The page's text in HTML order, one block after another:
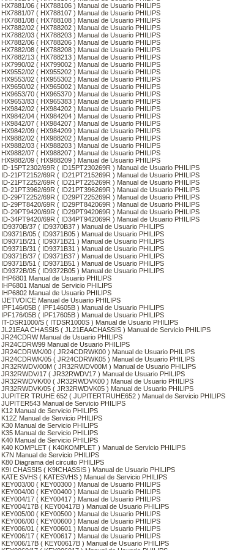
HX7881/06 ( HX788106 ) Manual de Usuario PHILIPS
HX7881/07 ( HX788107 ) Manual de Usuario PHILIPS
HX7881/08 ( HX788108 ) Manual de Usuario PHILIPS
HX7882/02 ( HX788202 ) Manual de Usuario PHILIPS
HX7882/03 ( HX788203 ) Manual de Usuario PHILIPS
HX7882/06 ( HX788206 ) Manual de Usuario PHILIPS
HX7882/08 ( HX788208 ) Manual de Usuario PHILIPS
HX7882/13 ( HX788213 ) Manual de Usuario PHILIPS
HX7990/02 ( HX799002 ) Manual de Usuario PHILIPS
HX9552/02 ( HX955202 ) Manual de Usuario PHILIPS
HX9553/02 ( HX955302 ) Manual de Usuario PHILIPS
HX9650/02 ( HX965002 ) Manual de Usuario PHILIPS
HX9653/70 ( HX965370 ) Manual de Usuario PHILIPS
HX9653/83 ( HX965383 ) Manual de Usuario PHILIPS
HX9842/02 ( HX984202 ) Manual de Usuario PHILIPS
HX9842/04 ( HX984204 ) Manual de Usuario PHILIPS
HX9842/07 ( HX984207 ) Manual de Usuario PHILIPS
HX9842/09 ( HX984209 ) Manual de Usuario PHILIPS
HX9882/02 ( HX988202 ) Manual de Usuario PHILIPS
HX9882/03 ( HX988203 ) Manual de Usuario PHILIPS
HX9882/07 ( HX988207 ) Manual de Usuario PHILIPS
HX9882/09 ( HX988209 ) Manual de Usuario PHILIPS
ID-15PT2302/69R ( ID15PT230269R ) Manual de Usuario PHILIPS
ID-21PT2152/69R ( ID21PT215269R ) Manual de Usuario PHILIPS
ID-21PT2252/69R ( ID21PT225269R ) Manual de Usuario PHILIPS
ID-21PT3962/69R ( ID21PT396269R ) Manual de Usuario PHILIPS
ID-29PT2252/69R ( ID29PT225269R ) Manual de Usuario PHILIPS
ID-29PT8420/69R ( ID29PT842069R ) Manual de Usuario PHILIPS
ID-29PT9420/69R ( ID29PT942069R ) Manual de Usuario PHILIPS
ID-34PT9420/69R ( ID34PT942069R ) Manual de Usuario PHILIPS
ID9370B/37 ( ID9370B37 ) Manual de Usuario PHILIPS
ID9371B/05 ( ID9371B05 ) Manual de Usuario PHILIPS
ID9371B/21 ( ID9371B21 ) Manual de Usuario PHILIPS
ID9371B/31 ( ID9371B31 ) Manual de Usuario PHILIPS
ID9371B/37 ( ID9371B37 ) Manual de Usuario PHILIPS
ID9371B/51 ( ID9371B51 ) Manual de Usuario PHILIPS
ID9372B/05 ( ID9372B05 ) Manual de Usuario PHILIPS
IHP6801 Manual de Usuario PHILIPS
IHP6801 Manual de Servicio PHILIPS
IHP6802 Manual de Usuario PHILIPS
IJETVOICE Manual de Usuario PHILIPS
IPF146/05B ( IPF14605B ) Manual de Usuario PHILIPS
IPF176/05B ( IPF17605B ) Manual de Usuario PHILIPS
IT-DSR1000/S ( ITDSR1000S ) Manual de Usuario PHILIPS
JL21EAA CHASSIS ( JL21EAACHASSIS ) Manual de Servicio PHILIPS
JR24CDRW Manual de Usuario PHILIPS
JR24CDRW99 Manual de Usuario PHILIPS
JR24CDRWK/00 ( JR24CDRWK00 ) Manual de Usuario PHILIPS
JR24CDRWK/05 ( JR24CDRWK05 ) Manual de Usuario PHILIPS
JR32RWDV/00M ( JR32RWDV00M ) Manual de Usuario PHILIPS
JR32RWDV/17 ( JR32RWDV17 ) Manual de Usuario PHILIPS
JR32RWDVK/00 ( JR32RWDVK00 ) Manual de Usuario PHILIPS
JR32RWDVK/05 ( JR32RWDVK05 ) Manual de Usuario PHILIPS
JUPITER TRUHE 652 ( JUPITERTRUHE652 ) Manual de Servicio PHILIPS
JUPITER543 Manual de Servicio PHILIPS
K12 Manual de Servicio PHILIPS
K12Z Manual de Servicio PHILIPS
K30 Manual de Servicio PHILIPS
K35 Manual de Servicio PHILIPS
K40 Manual de Servicio PHILIPS
K40 KOMPLET ( K40KOMPLET ) Manual de Servicio PHILIPS
K7N Manual de Servicio PHILIPS
K80 Diagrama del circuito PHILIPS
K9I CHASSIS ( K9ICHASSIS ) Manual de Usuario PHILIPS
KATE SVHS ( KATESVHS ) Manual de Servicio PHILIPS
KEY003/00 ( KEY00300 ) Manual de Usuario PHILIPS
KEY004/00 ( KEY00400 ) Manual de Usuario PHILIPS
KEY004/17 ( KEY00417 ) Manual de Usuario PHILIPS
KEY004/17B ( KEY00417B ) Manual de Usuario PHILIPS
KEY005/00 ( KEY00500 ) Manual de Usuario PHILIPS
KEY006/00 ( KEY00600 ) Manual de Usuario PHILIPS
KEY006/01 ( KEY00601 ) Manual de Usuario PHILIPS
KEY006/17 ( KEY00617 ) Manual de Usuario PHILIPS
KEY006/17B ( KEY00617B ) Manual de Usuario PHILIPS